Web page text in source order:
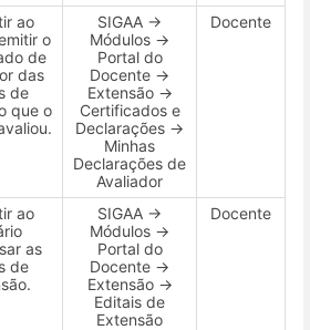
ao
o
de
das
de
que o
SIGAA →
Módulos →
Portal do
Docente →
Extensão →
Certificados e
Declarações →
Minhas
Declarações de
Avaliador
Docente
ao
as
de
SIGAA →
Módulos →
Portal do
Docente →
Extensão →
Editais de
Extensão
Docente